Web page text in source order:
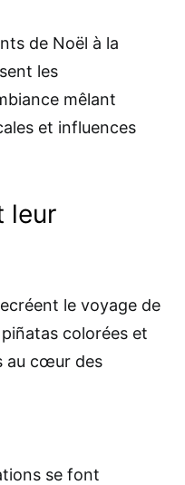
de Noël à la
les
mêlant
et influences
leur
le voyage de
colorées et
au cœur des
se font